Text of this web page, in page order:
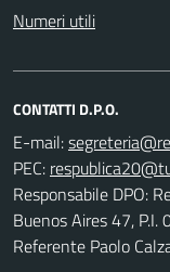
Numeri utili
CONTATTI D.P.O.
E-mail:
PEC:
Responsabile DPO:
Buenos Aires 47,
Referente Paolo